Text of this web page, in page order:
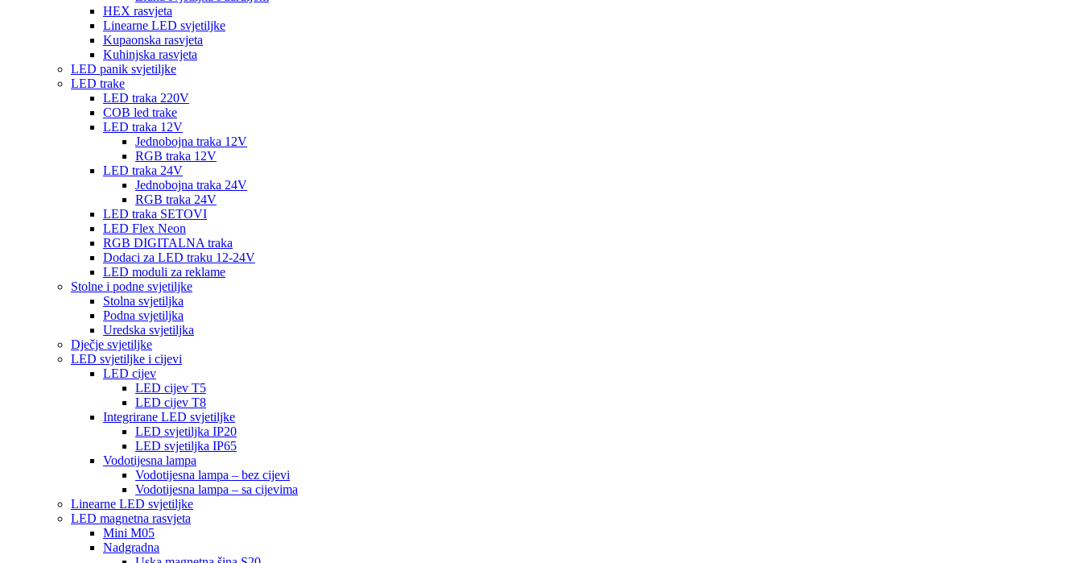
HEX rasvjeta
Linearne LED svjetiljke
Kupaonska rasvjeta
Kuhinjska rasvjeta
LED panik svjetiljke
LED trake
LED traka 220V
COB led trake
LED traka 12V
Jednobojna traka 12V
RGB traka 12V
LED traka 24V
Jednobojna traka 24V
RGB traka 24V
LED traka SETOVI
LED Flex Neon
RGB DIGITALNA traka
Dodaci za LED traku 12-24V
LED moduli za reklame
Stolne i podne svjetiljke
Stolna svjetiljka
Podna svjetiljka
Uredska svjetiljka
Dječje svjetiljke
LED svjetiljke i cijevi
LED cijev
LED cijev T5
LED cijev T8
Integrirane LED svjetiljke
LED svjetiljka IP20
LED svjetiljka IP65
Vodotijesna lampa
Vodotijesna lampa – bez cijevi
Vodotijesna lampa – sa cijevima
Linearne LED svjetiljke
LED magnetna rasvjeta
Mini M05
Nadgradna